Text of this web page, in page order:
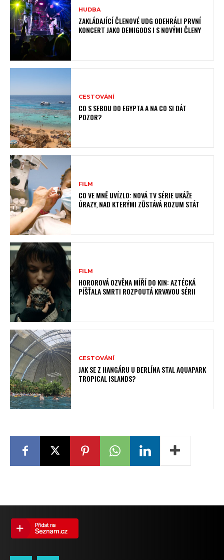
HUDBA
ZAKLÁDAJÍCÍ ČLENOVÉ UDG ODEHRÁLI PRVNÍ
KONCERT JAKO DEMIGODS I S NOVÝMI ČLENY
CESTOVÁNÍ
CO S SEBOU DO EGYPTA A NA CO SI DÁT
POZOR?
FILM
CO VE MNĚ UVÍZLO: NOVÁ TV SÉRIE UKÁŽE
ÚRAZY, NAD KTERÝMI ZŮSTÁVÁ ROZUM STÁT
FILM
HOROROVÁ OZVĚNA MÍŘÍ DO KIN: AZTÉCKÁ
PÍŠŤALA SMRTI ROZPOUTÁ KRVAVOU SÉRII
CESTOVÁNÍ
JAK SE Z HANGÁRU U BERLÍNA STAL AQUAPARK
TROPICAL ISLANDS?